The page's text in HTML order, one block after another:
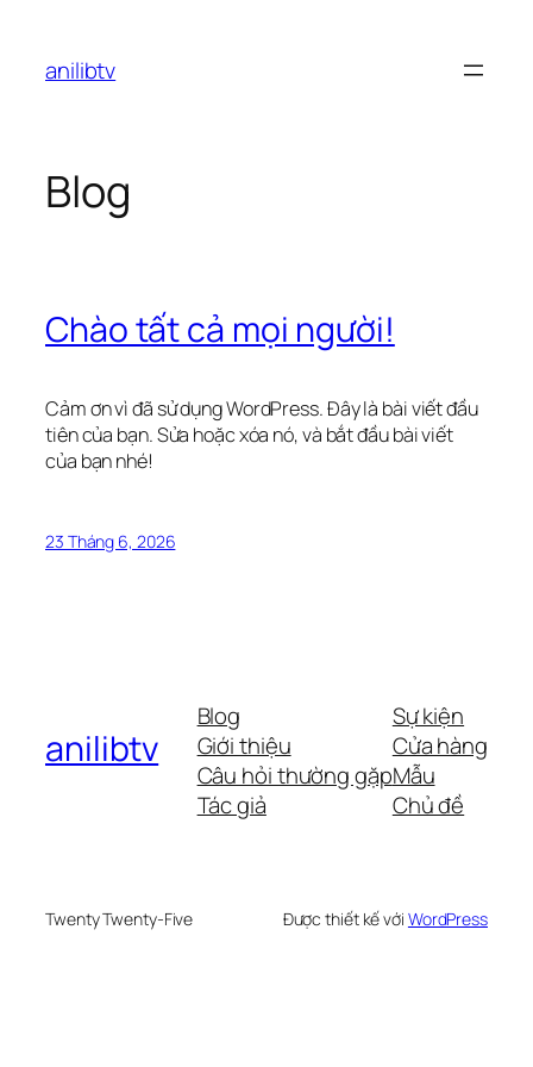
phầnanilibtv
Blog
Chào tất cả mọi người!
Cảm ơn vì đã sử dụng WordPress. Đây là bài viết đầu
tiên của bạn. Sửa hoặc xóa nó, và bắt đầu bài viết
của bạn nhé!
23 Tháng 6, 2026
anilibtv
Blog
Giới thiệu
Câu hỏi thường gặp
Tác giả
Sự kiện
Cửa hàng
Mẫu
Chủ đề
Twenty Twenty-Five Được thiết kế với WordPress